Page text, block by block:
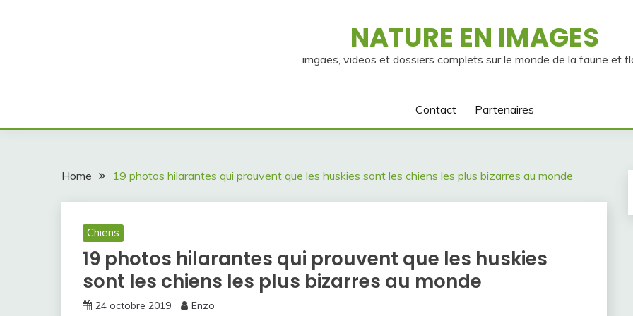
NATURE EN IMAGES
imgaes, videos et dossiers complets sur le monde de la faune et
Contact Partenaires
Home 19 photos hilarantes qui prouvent que les huskies sont les chiens les plus bizarres au monde
Chiens
19 photos hilarantes qui prouvent que les huskies
sont les chiens les plus bizarres au monde
24 octobre 2019 Enzo